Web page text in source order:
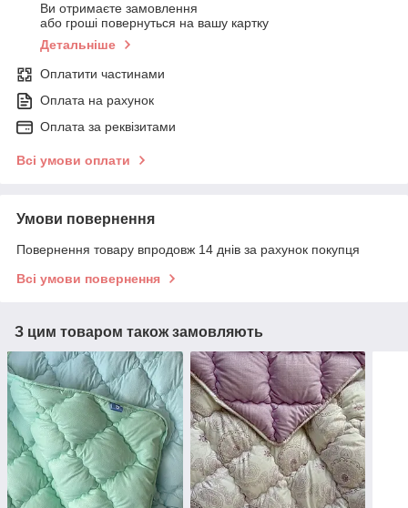
Ви отримаєте замовлення
або гроші повернуться на вашу картку
Детальніше
Оплатити частинами
Оплата на рахунок
Оплата за реквізитами
Всі умови оплати
Умови повернення
Повернення товару впродовж 14 днів за рахунок покупця
Всі умови повернення
З цим товаром також замовляють